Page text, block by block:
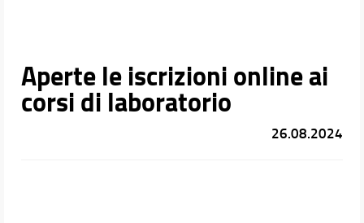
Aperte le iscrizioni online ai
corsi di laboratorio
26.08.2024